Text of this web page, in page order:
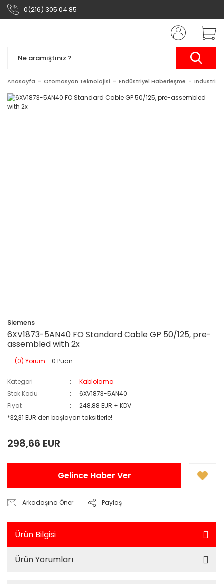
0(216) 305 04 85
Anasayfa Otomasyon Teknolojisi Endüstriyel Haberleşme Industrial
Siemens
6XV1873-5AN40 FO Standard Cable GP 50/125, pre-
assembled with 2x
(0) Yorum - 0 Puan
Kategori
Kablolama
Stok Kodu
6XV1873-5AN40
Fiyat
248,88 EUR + KDV
*32,31 EUR den başlayan taksitlerle!
298,66 EUR
Gelince Haber Ver
Arkadaşına Öner Paylaş
Ürün Bilgisi
Ürün Yorumları